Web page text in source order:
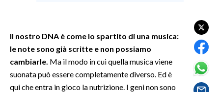
SPETTACOLI
GOSSIP
Il nostro DNA è come lo spartito di una musica:
le note sono già scritte e non possiamo
cambiarle. Ma il modo in cui quella musica viene
suonata può essere completamente diverso. Ed è
qui che entra in gioco la nutrizione. I geni non sono